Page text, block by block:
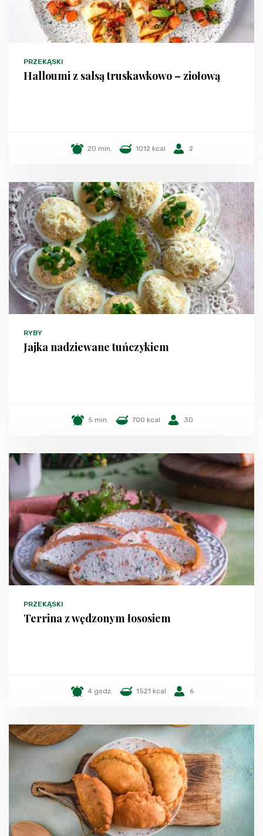
PRZEKĄSKI
Halloumi z salsą truskawkowo – ziołową
20 min. 1012 kcal 2
RYBY
Jajka nadziewane tuńczykiem
5 min. 700 kcal 30
PRZEKĄSKI
Terrina z wędzonym łososiem
4 godz. 1521 kcal 6